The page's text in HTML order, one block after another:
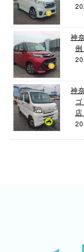
神
神
店